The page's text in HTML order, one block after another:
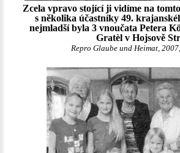
Zcela vpravo stojící ji vidíme na
s několika účastníky 49.
nejmladší byla 3 vnoučata Petera
Gratèl v Hojsově
Repro Glaube und Heimat,